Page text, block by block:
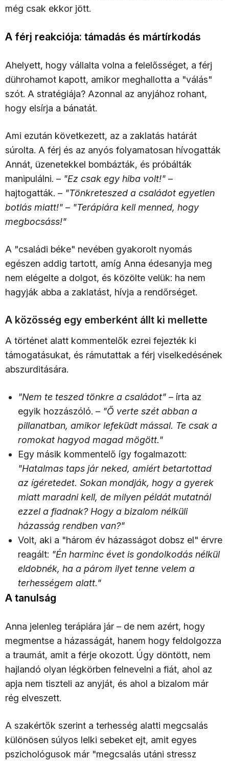
még csak ekkor jött.
A férj reakciója: támadás és mártírkodás
Ahelyett, hogy vállalta volna a felelősséget, a férj
dührohamot kapott, amikor meghallotta a "válás"
szót. A stratégiája? Azonnal az anyjához rohant,
hogy elsírja a bánatát.
Ami ezután következett, az a zaklatás határát
súrolta. A férj és az anyós folyamatosan hívogatták
Annát, üzenetekkel bombázták, és próbálták
manipulálni. – "Ez csak egy hiba volt!" –
hajtogatták. – "Tönkreteszed a családot egyetlen
botlás miatt!" – "Terápiára kell menned, hogy
megbocsáss!"
A "családi béke" nevében gyakorolt nyomás
egészen addig tartott, amíg Anna édesanyja meg
nem elégelte a dolgot, és közölte velük: ha nem
hagyják abba a zaklatást, hívja a rendőrséget.
A közösség egy emberként állt ki mellette
A történet alatt kommentelők ezrei fejezték ki
támogatásukat, és rámutattak a férj viselkedésének
abszurditására.
"Nem te teszed tönkre a családot" – írta az
egyik hozzászóló. – "Ő verte szét abban a
pillanatban, amikor lefeküdt mással. Te csak a
romokat hagyod magad mögött."
Egy másik kommentelő így fogalmazott:
"Hatalmas taps jár neked, amiért betartottad
az ígéretedet. Sokan mondják, hogy a gyerek
miatt maradni kell, de milyen példát mutatnál
ezzel a fiadnak? Hogy a bizalom nélküli
házasság rendben van?"
Volt, aki a "három év házasságot dobsz el" érvre
reagált: "Én harminc évet is gondolkodás nélkül
eldobnék, ha a párom ilyet tenne velem a
terhességem alatt."
A tanulság
Anna jelenleg terápiára jár – de nem azért, hogy
megmentse a házasságát, hanem hogy feldolgozza
a traumát, amit a férje okozott. Úgy döntött, nem
hajlandó olyan légkörben felnevelni a fiát, ahol az
apja nem tiszteli az anyját, és ahol a bizalom már
rég elveszett.
A szakértők szerint a terhesség alatti megcsalás
különösen súlyos lelki sebeket ejt, amit egyes
pszichológusok már "megcsalás utáni stressz